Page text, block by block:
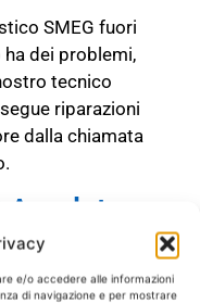
e/o accedere alle informazioni
di navigazione e per mostrare
SMEG fuori
dei problemi,
tecnico
riparazioni
dalla chiamata
DI